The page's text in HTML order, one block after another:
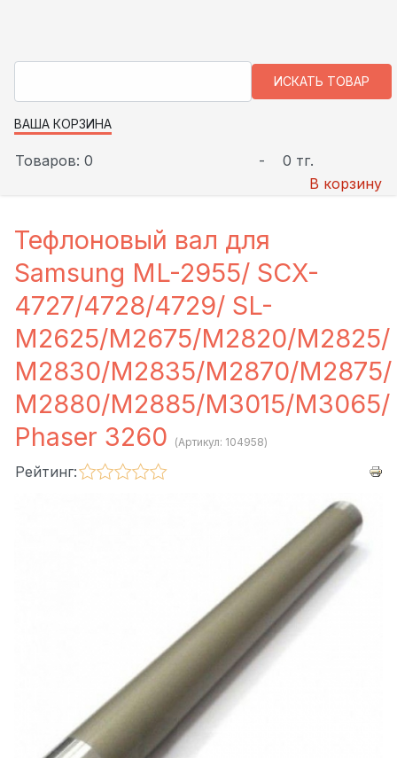
ВАША КОРЗИНА
Товаров: 0 -
0 тг.
В корзину
Тефлоновый вал для
Samsung ML-2955/ SCX-
4727/4728/4729/ SL-
M2625/M2675/M2820/M2825/
M2830/M2835/M2870/M2875/
M2880/M2885/M3015/M3065/
Phaser 3260
(Артикул: 104958)
Рейтинг: